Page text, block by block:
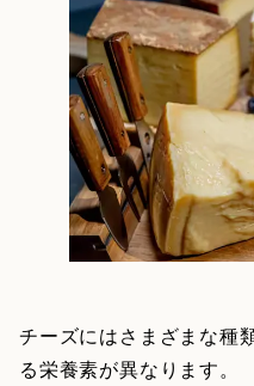
チーズにはさまざまな種
る栄養素が異なります。